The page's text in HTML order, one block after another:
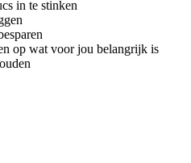
in te stinken
op wat voor jou belangrijk is